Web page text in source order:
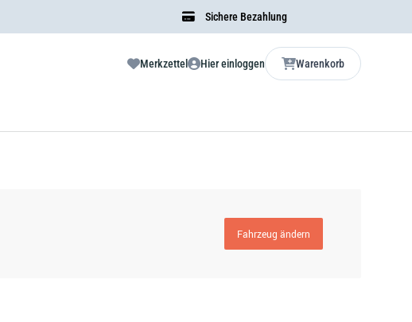
Sichere Bezahlung
Merkzettel Hier einloggen Warenkorb
Fahrzeug ändern